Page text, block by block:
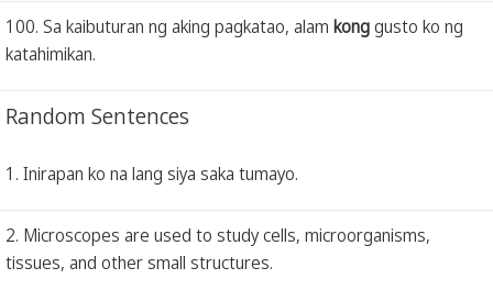
100. Sa kaibuturan ng aking pagkatao, alam konggusto ko ng
katahimikan.
Random Sentences
1. Inirapan ko na lang siya saka tumayo.
2. Microscopes are used to study cells, microorganisms,
tissues, and other small structures.